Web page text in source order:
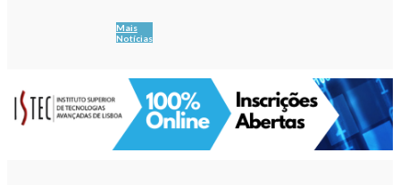
Mais
Notícias